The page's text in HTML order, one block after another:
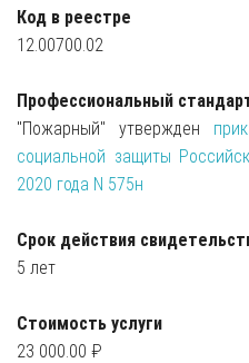
Код в реестре
12.00700.02
Профессиональный
"Пожарный" утвержден
социальной защиты
2020 года N 575н
Срок действия
5 лет
Стоимость услуги
23 000.00 ₽